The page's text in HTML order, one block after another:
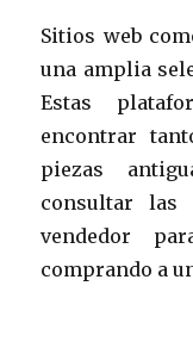
Sitios web
una amplia
Estas
encontrar
piezas
consultar las
vendedor
comprando a